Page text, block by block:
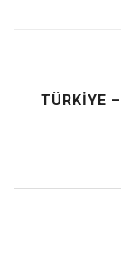
TÜRKIYE